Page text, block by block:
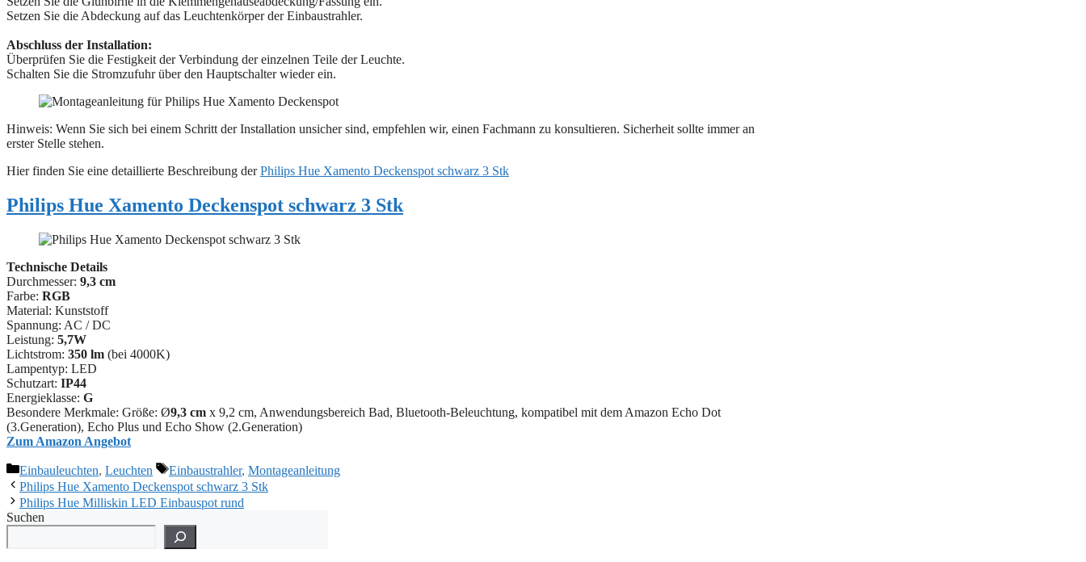
Setzen Sie die Abdeckung auf das Leuchtenkörper der Einbaustrahler.
Abschluss der Installation:
Überprüfen Sie die Festigkeit der Verbindung der einzelnen Teile der Leuchte.
Schalten Sie die Stromzufuhr über den Hauptschalter wieder ein.
Hinweis: Wenn Sie sich bei einem Schritt der Installation unsicher sind, empfehlen wir, einen Fachmann zu konsultieren. Sicherheit sollte immer an
erster Stelle stehen.
Hier finden Sie eine detaillierte Beschreibung derPhilips Hue Xamento Deckenspot schwarz 3 Stk
Philips Hue Xamento Deckenspot schwarz 3 Stk
Technische Details
Durchmesser: 9,3 cm
Farbe: RGB
Material: ‎Kunststoff
Spannung: AC / DC
Leistung: 5,7W
Lichtstrom: 350 lm (bei 4000K)
Lampentyp: LED
Schutzart: IP44
Energieklasse: G
Besondere Merkmale: Größe: Ø9,3 cm x 9,2 cm, Anwendungsbereich Bad, Bluetooth-Beleuchtung, kompatibel mit dem Amazon Echo Dot
(3.Generation), Echo Plus und Echo Show (2.Generation)
Zum Amazon Angebot
Kategorien
Einbauleuchten, Leuchten Schlagwörter
Einbaustrahler, Montageanleitung
Philips Hue Xamento Deckenspot schwarz 3 Stk
Philips Hue Milliskin LED Einbauspot rund
Suchen